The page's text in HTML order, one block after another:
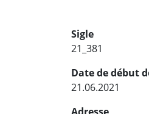
Sigle
21_381
Date de début
21.06.2021